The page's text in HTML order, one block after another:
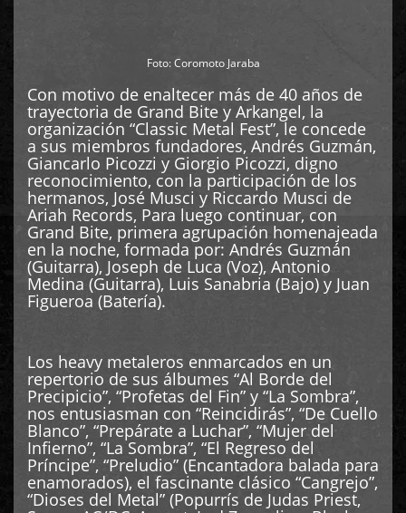
Foto: Coromoto Jaraba
Con motivo de enaltecer más de 40 años de
trayectoria de Grand Bite y Arkangel, la
organización “Classic Metal Fest”, le concede
a sus miembros fundadores, Andrés Guzmán,
Giancarlo Picozzi y Giorgio Picozzi, digno
reconocimiento, con la participación de los
hermanos, José Musci y Riccardo Musci de
Ariah Records, Para luego continuar, con
Grand Bite, primera agrupación homenajeada
en la noche, formada por: Andrés Guzmán
(Guitarra), Joseph de Luca (Voz), Antonio
Medina (Guitarra), Luis Sanabria (Bajo) y Juan
Figueroa (Batería).
Los heavy metaleros enmarcados en un
repertorio de sus álbumes “Al Borde del
Precipicio”, “Profetas del Fin” y “La Sombra”,
nos entusiasman con “Reincidirás”, “De Cuello
Blanco”, “Prepárate a Luchar”, “Mujer del
Infierno”, “La Sombra”, “El Regreso del
Príncipe”, “Preludio” (Encantadora balada para
enamorados), el fascinante clásico “Cangrejo”,
“Dioses del Metal” (Popurrís de Judas Priest,